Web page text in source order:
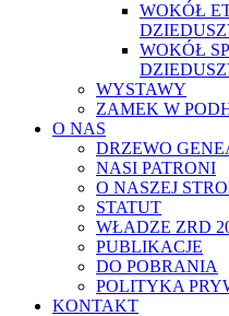
WOKÓŁ
WOKÓŁ
WYSTAWY
ZAMEK W
O NAS
DRZEWO
NASI PATRONI
O NASZEJ
STATUT
WŁADZE ZRD
PUBLIKACJE
DO POBRANIA
POLITYKA
KONTAKT